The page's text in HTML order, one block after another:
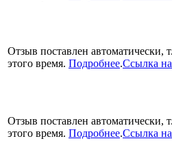
Отзыв поставлен автоматически,
этого время. Подробнее.Ссылка
Отзыв поставлен автоматически,
этого время. Подробнее.Ссылка